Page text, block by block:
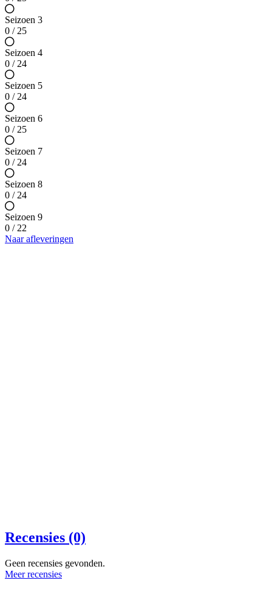
Seizoen 3
0 / 25
Seizoen 4
0 / 24
Seizoen 5
0 / 24
Seizoen 6
0 / 25
Seizoen 7
0 / 24
Seizoen 8
0 / 24
Seizoen 9
0 / 22
Naar afleveringen
Recensies (0)
Geen recensies gevonden.
Meer recensies